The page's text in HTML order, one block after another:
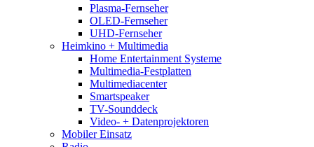
Plasma-Fernseher
OLED-Fernseher
UHD-Fernseher
Heimkino + Multimedia
Home Entertainment Systeme
Multimedia-Festplatten
Multimediacenter
Smartspeaker
TV-Sounddeck
Video- + Datenprojektoren
Mobiler Einsatz